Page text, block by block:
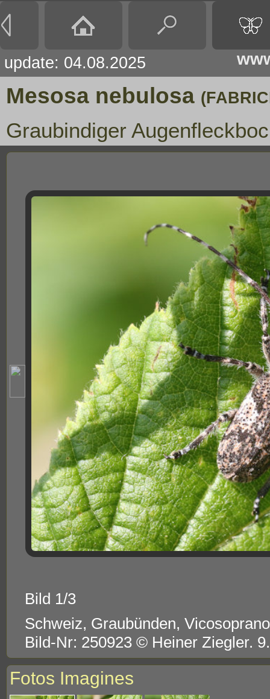
update: 04.08.2025
Mesosa nebulosa
Graubindiger
Bild 1/3
Schweiz, Graubünden,
Bild-Nr: 250923 © Heiner Ziegler.
Fotos Imagines